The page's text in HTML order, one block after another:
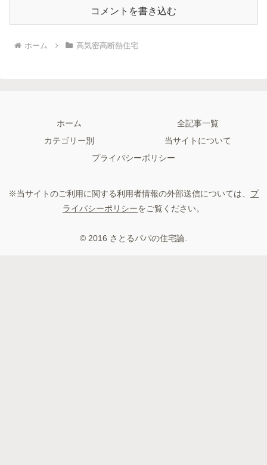
コメントを書き込む
ホーム 高気密高断熱住宅
ホーム
全記事一覧
カテゴリー別
当サイトについて
プライバシーポリシー
※当サイトのご利用に関する利用者情報の外部送信については、 プ
ライバシーポリシーをご覧ください。
© 2016 さとるパパの住宅論.